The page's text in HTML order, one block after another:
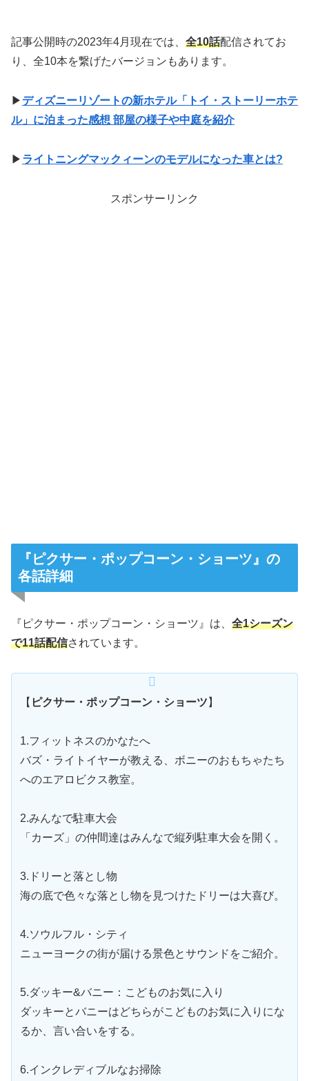
記事公開時の2023年4月現在では、 全10話配信されてお
り、全10本を繋げたバージョンもあります。
▶ ディズニーリゾートの新ホテル「トイ・ストーリーホテ
ル」に泊まった感想 部屋の様子や中庭を紹介
▶ ライトニングマックィーンのモデルになった車とは?
スポンサーリンク
『ピクサー・ポップコーン・ショーツ』の
各話詳細
『ピクサー・ポップコーン・ショーツ』は、 全1シーズン
で11話配信されています。
【 ピクサー・ポップコーン・ショーツ 】
1.フィットネスのかなたへ
バズ・ライトイヤーが教える、ボニーのおもちゃたち
へのエアロビクス教室。
2.みんなで駐車大会
「カーズ」の仲間達はみんなで縦列駐車大会を開く。
3.ドリーと落とし物
海の底で色々な落とし物を見つけたドリーは大喜び。
4.ソウルフル・シティ
ニューヨークの街が届ける景色とサウンドをご紹介。
5.ダッキー&バニー：こどものお気に入り
ダッキーとバニーはどちらがこどものお気に入りにな
るか、言い合いをする。
6.インクレディブルなお掃除